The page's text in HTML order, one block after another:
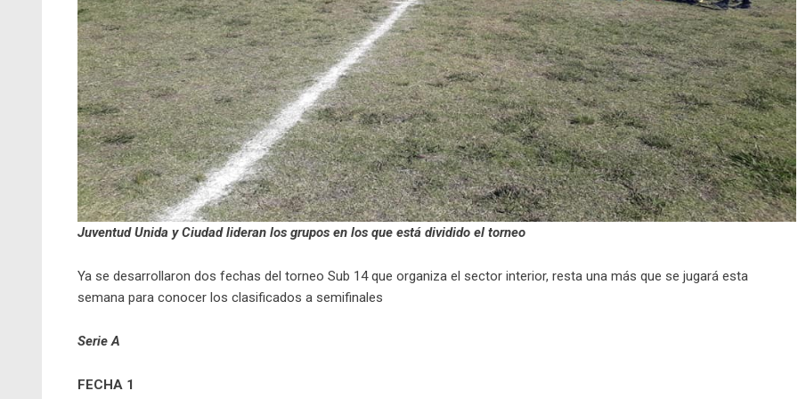
Juventud Unida y Ciudad lideran los grupos en los que está dividido el torneo
Ya se desarrollaron dos fechas del torneo Sub 14 que organiza el sector interior, resta una más que se jugará esta
semana para conocer los clasificados a semifinales
Serie A
FECHA 1